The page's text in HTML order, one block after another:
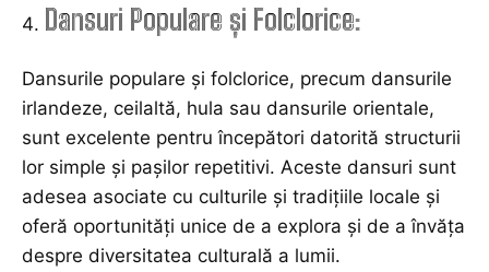
Dansuri Populare și Folclorice:
Dansurile populare și folclorice, precum dansurile
irlandeze, ceilaltă, hula sau dansurile orientale,
sunt excelente pentru începători datorită structurii
lor simple și pașilor repetitivi. Aceste dansuri sunt
adesea asociate cu culturile și tradițiile locale și
oferă oportunități unice de a explora și de a învăța
despre diversitatea culturală a lumii.